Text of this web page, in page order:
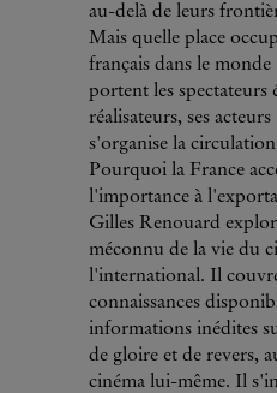
au-delà de leurs
Mais quelle place
français dans le
portent les spectateurs
réalisateurs, ses
s'organise la
Pourquoi la France
l'importance à
Gilles Renouard
méconnu de la vie du
l'international. Il
connaissances
informations inédites
de gloire et de revers,
cinéma lui-même. Il